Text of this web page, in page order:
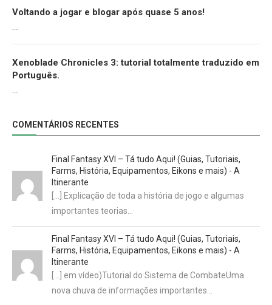
Voltando a jogar e blogar após quase 5 anos!
Xenoblade Chronicles 3: tutorial totalmente traduzido em
Português.
COMENTÁRIOS RECENTES
Final Fantasy XVI – Tá tudo Aqui! (Guias, Tutoriais,
Farms, História, Equipamentos, Eikons e mais) - A
Itinerante
[…] Explicação de toda a história de jogo e algumas
importantes teorias…
Final Fantasy XVI – Tá tudo Aqui! (Guias, Tutoriais,
Farms, História, Equipamentos, Eikons e mais) - A
Itinerante
[…] em vídeo)Tutorial do Sistema de CombateUma
nova chuva de informações importantes…